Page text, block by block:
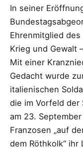
In seiner
Ehrenmitglied
Krieg und Gewalt
Mit einer
Gedacht wurde
italienischen
die im Vorfeld der
am 23.
Franzosen „auf
dem Röthkolk“ ihr